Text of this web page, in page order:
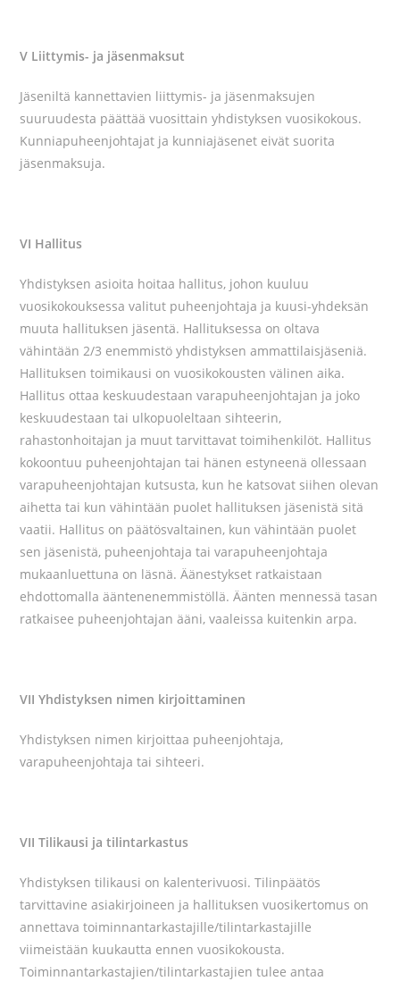
V Liittymis- ja jäsenmaksut
Jäseniltä kannettavien liittymis- ja jäsenmaksujen
suuruudesta päättää vuosittain yhdistyksen vuosikokous.
Kunniapuheenjohtajat ja kunniajäsenet eivät suorita
jäsenmaksuja.
VI Hallitus
Yhdistyksen asioita hoitaa hallitus, johon kuuluu
vuosikokouksessa valitut puheenjohtaja ja kuusi-yhdeksän
muuta hallituksen jäsentä. Hallituksessa on oltava
vähintään 2/3 enemmistö yhdistyksen ammattilaisjäseniä.
Hallituksen toimikausi on vuosikokousten välinen aika.
Hallitus ottaa keskuudestaan varapuheenjohtajan ja joko
keskuudestaan tai ulkopuoleltaan sihteerin,
rahastonhoitajan ja muut tarvittavat toimihenkilöt. Hallitus
kokoontuu puheenjohtajan tai hänen estyneenä ollessaan
varapuheenjohtajan kutsusta, kun he katsovat siihen olevan
aihetta tai kun vähintään puolet hallituksen jäsenistä sitä
vaatii. Hallitus on päätösvaltainen, kun vähintään puolet
sen jäsenistä, puheenjohtaja tai varapuheenjohtaja
mukaanluettuna on läsnä. Äänestykset ratkaistaan
ehdottomalla ääntenenemmistöllä. Äänten mennessä tasan
ratkaisee puheenjohtajan ääni, vaaleissa kuitenkin arpa.
VII Yhdistyksen nimen kirjoittaminen
Yhdistyksen nimen kirjoittaa puheenjohtaja,
varapuheenjohtaja tai sihteeri.
VII Tilikausi ja tilintarkastus
Yhdistyksen tilikausi on kalenterivuosi. Tilinpäätös
tarvittavine asiakirjoineen ja hallituksen vuosikertomus on
annettava toiminnantarkastajille/tilintarkastajille
viimeistään kuukautta ennen vuosikokousta.
Toiminnantarkastajien/tilintarkastajien tulee antaa